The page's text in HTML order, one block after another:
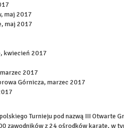
maj 2017
maj 2017
kwiecień 2017
2017
Górnicza, marzec 2017
Turnieju pod nazwą III Otwarte
zawodników z 24 ośrodków karate, w